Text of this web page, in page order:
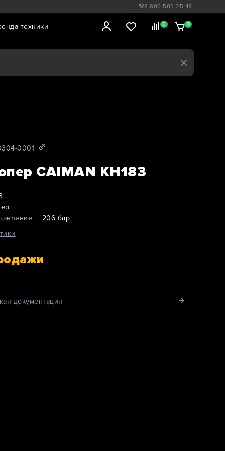
8 800 505-25-48
0 0
техники
0001
CAIMAN KH183
206 бар
документация